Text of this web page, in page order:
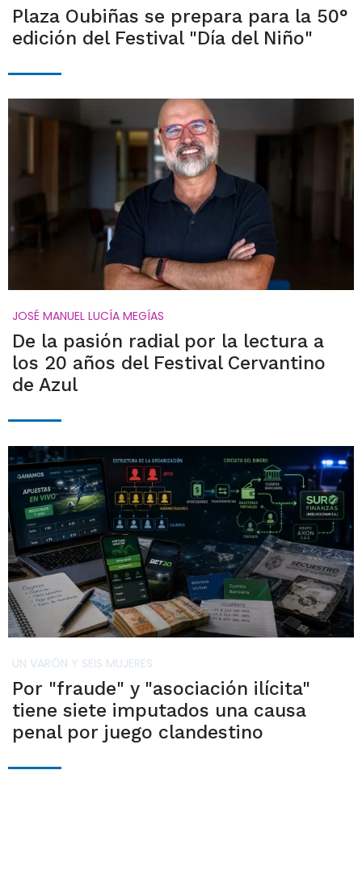
Plaza Oubiñas se prepara para la 50°
edición del Festival "Día del Niño"
JOSÉ MANUEL LUCÍA MEGÍAS
De la pasión radial por la lectura a
los 20 años del Festival Cervantino
de Azul
UN VARÓN Y SEIS MUJERES
Por "fraude" y "asociación ilícita"
tiene siete imputados una causa
penal por juego clandestino